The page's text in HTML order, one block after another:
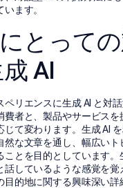
ます。
とって
AI
ペリエンスに生成 AI と対
費者と、製品やサービスを
じて変わります。生成 AI
然な文章を通し、幅広いト
ことを目的としています。
話しているような感覚を覚
目的地に関する興味深い詳